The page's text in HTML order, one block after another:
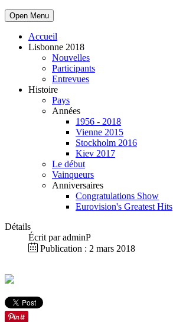
Open Menu
Accueil
Lisbonne 2018
Nouvelles
Participants
Entrevues
Histoire
Pays
Années
1956 - 2018
Vienne 2015
Stockholm 2016
Kiev 2017
Le début
Vainqueurs
Anniversaires
Congratulations Show
Eurovision's Greatest Hits
Détails
Écrit paradminP
Publication : 2 mars 2018